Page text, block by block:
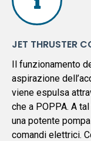
JET THRUSTER
Il funzionamento
aspirazione
viene espulsa
che a POPPA. A
una potente
comandi elettrici.